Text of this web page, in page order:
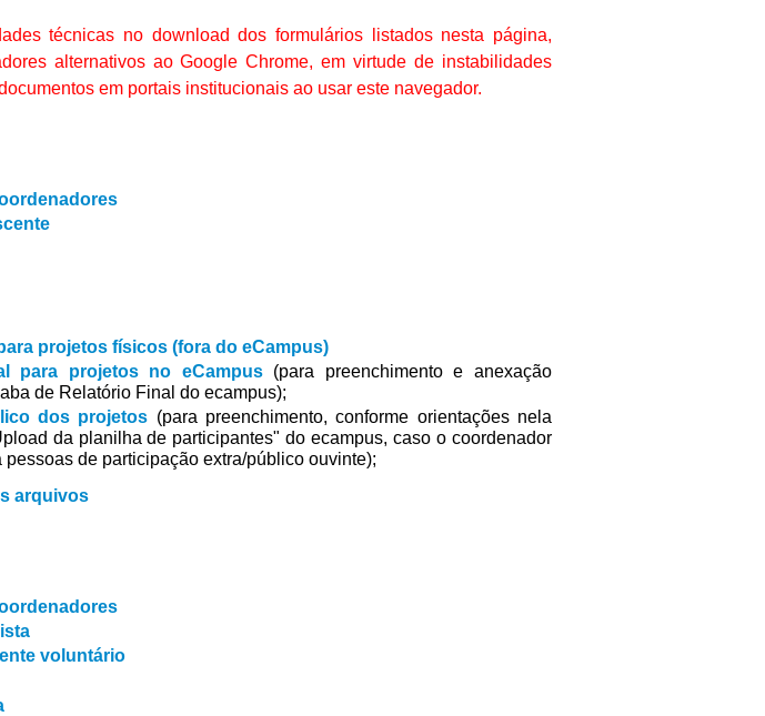
técnicas no download dos formulários listados nesta página,
alternativos ao Google Chrome, em virtude de instabilidades
em portais institucionais ao usar este navegador.
projetos físicos (fora do eCampus)
para projetos no eCampus(para preenchimento e anexação
de Relatório Final do ecampus);
dos projetos (para preenchimento, conforme orientações nela
da planilha de participantes" do ecampus, caso o coordenador
de participação extra/público ouvinte);
arquivos
voluntário